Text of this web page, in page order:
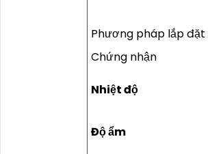
Phương pháp lắp đặt
Chứng nhận
Nhiệt độ
Độ ẩm